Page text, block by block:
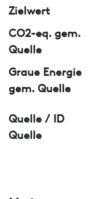
Zielwert
CO2-eq. gem.
Quelle
Graue Energie
gem. Quelle
Quelle / ID
Quelle